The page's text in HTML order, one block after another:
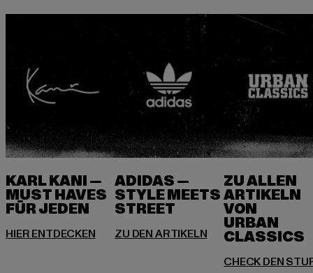
KARL KANI —
MUST HAVES
FÜR JEDEN
ADIDAS —
STYLE MEETS
ZU ALLEN
ARTIKELN
VON
URBAN